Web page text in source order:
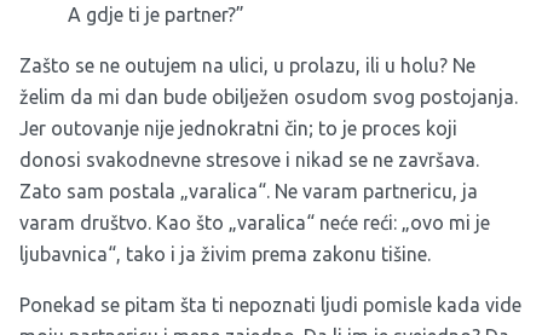
A gdje ti je partner?”
Zašto se ne outujem na ulici, u prolazu, ili u holu? Ne
želim da mi dan bude obilježen osudom svog postojanja.
Jer outovanje nije jednokratni čin; to je proces koji
donosi svakodnevne stresove i nikad se ne završava.
Zato sam postala „varalica“. Ne varam partnericu, ja
varam društvo. Kao što „varalica“ neće reći: „ovo mi je
ljubavnica“, tako i ja živim prema zakonu tišine.
Ponekad se pitam šta ti nepoznati ljudi pomisle kada vide